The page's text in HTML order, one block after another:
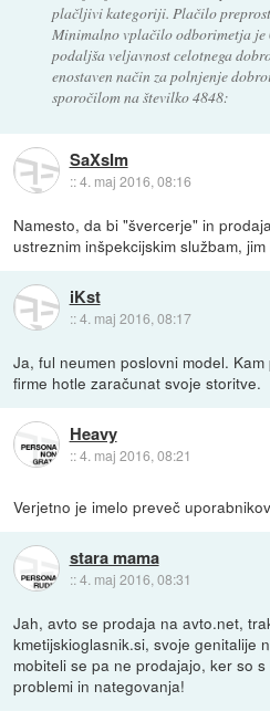
plačljivi kategoriji. Plačilo
Minimalno vplačilo odborimetja je
podaljša veljavnost celotnega
enostaven način za polnjenje
sporočilom na številko 4848:
SaXsIm
::4. maj 2016, 08:16
Namesto, da bi "švercerje" in
ustreznim inšpekcijskim službam,
iKst
::4. maj 2016, 08:17
Ja, ful neumen poslovni model.
firme hotle zaračunat svoje storitve.
Heavy
::4. maj 2016, 08:21
Verjetno je imelo preveč
stara mama
::4. maj 2016, 08:31
Jah, avto se prodaja na avto.net,
kmetijskioglasnik.si, svoje genitalije
mobiteli se pa ne prodajajo, ker so
problemi in nategovanja!